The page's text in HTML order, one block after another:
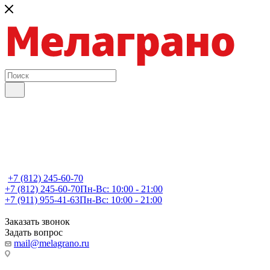
+7 (812) 245-60-70
+7 (812) 245-60-70Пн-Вс: 10:00 - 21:00
+7 (911) 955-41-63Пн-Вс: 10:00 - 21:00
Заказать звонок
Задать вопрос
mail@melagrano.ru